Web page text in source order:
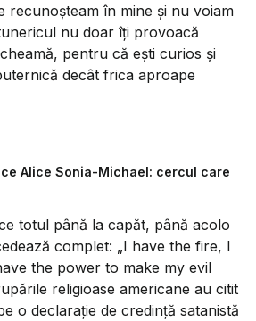
recunoșteam în mine și nu voiam
nu doar îți provoacă
pentru că ești curios și
decât frica aproape
Alice Sonia-Michael: cercul care
totul până la capăt, până acolo
complet: „I have the fire, I
the power to make my evil
religioase americane au citit
o declarație de credință satanistă